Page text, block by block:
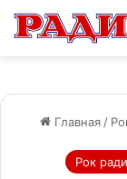
Главная /
Рок